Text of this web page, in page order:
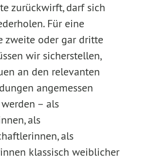
zurückwirft, darf sich
Für eine
zweite oder gar dritte
wir sicherstellen,
an den relevanten
angemessen
– als
als
als
klassisch weiblicher